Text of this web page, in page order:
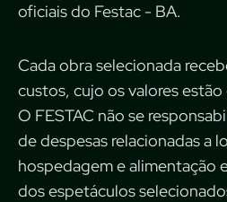
oficiais do Festac - BA.
Cada obra selecionada
custos, cujo os valores
O FESTAC não se
de despesas relacionadas a
hospedagem e alimentação
dos espetáculos